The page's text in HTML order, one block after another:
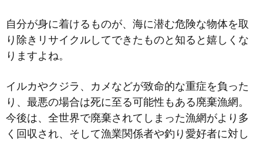
自分が身に着けるものが、海に潜む危険な物体を取
り除きリサイクルしてできたものと知ると嬉しくな
りますよね。
イルカやクジラ、カメなどが致命的な重症を負った
り、最悪の場合は死に至る可能性もある廃棄漁網。
今後は、全世界で廃棄されてしまった漁網がより多
く回収され、そして漁業関係者や釣り愛好者に対し